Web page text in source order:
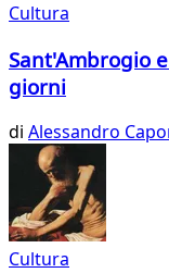
Cultura
Sant'Ambrogio
giorni
di Alessandro
Cultura